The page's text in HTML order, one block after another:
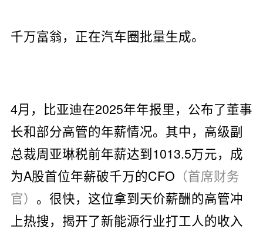
千万富翁，正在汽车圈批量生成。
4月，比亚迪在2025年年报里，公布了董事
长和部分高管的年薪情况。其中，高级副
总裁周亚琳税前年薪达到1013.5万元，成
为A股首位年薪破千万的CFO （首席财务
官） 。很快，这位拿到天价薪酬的高管冲
上热搜，揭开了新能源行业打工人的收入